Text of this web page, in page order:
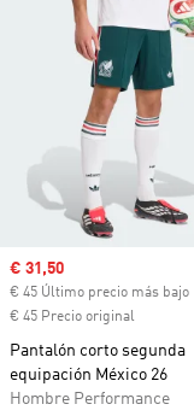
Precio de venta
€ 31,50
€ 45 Último precio más bajo
€ 45 Precio original
Pantalón corto segunda
equipación México 26
Hombre Performance